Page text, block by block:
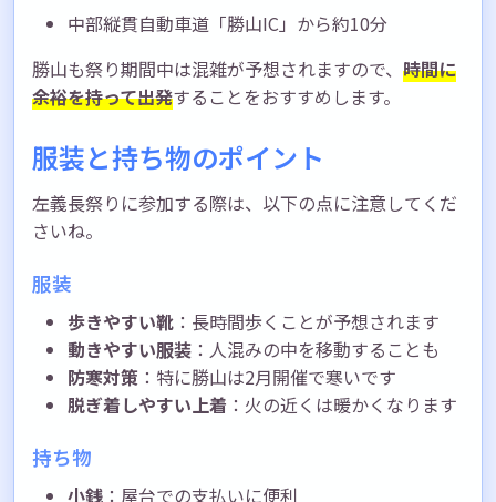
中部縦貫自動車道「勝山IC」から約10分
勝山も祭り期間中は混雑が予想されますので、 時間に
余裕を持って出発することをおすすめします。
服装と持ち物のポイント
左義長祭りに参加する際は、以下の点に注意してくだ
さいね。
服装
歩きやすい靴 ：長時間歩くことが予想されます
動きやすい服装 ：人混みの中を移動することも
防寒対策 ：特に勝山は2月開催で寒いです
脱ぎ着しやすい上着 ：火の近くは暖かくなります
持ち物
小銭 ：屋台での支払いに便利